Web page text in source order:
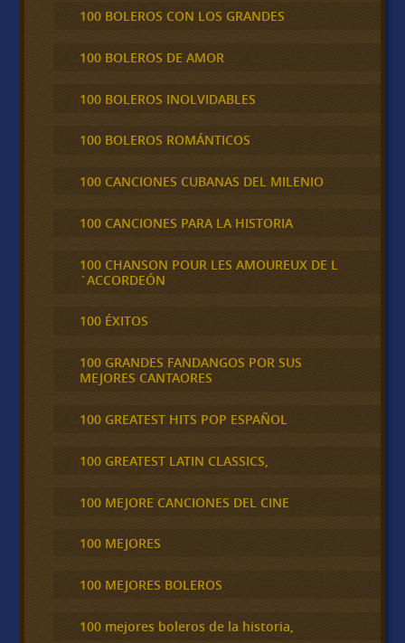
100 BOLEROS CON LOS GRANDES
100 BOLEROS DE AMOR
100 BOLEROS INOLVIDABLES
100 BOLEROS ROMÁNTICOS
100 CANCIONES CUBANAS DEL MILENIO
100 CANCIONES PARA LA HISTORIA
100 CHANSON POUR LES AMOUREUX DE L
´ACCORDEÓN
100 ÉXITOS
100 GRANDES FANDANGOS POR SUS
MEJORES CANTAORES
100 GREATEST HITS POP ESPAÑOL
100 GREATEST LATIN CLASSICS,
100 MEJORE CANCIONES DEL CINE
100 MEJORES
100 MEJORES BOLEROS
100 mejores boleros de la historia,